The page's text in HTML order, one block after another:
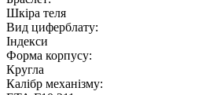
Шкіра теля
Вид циферблату:
Індекси
Форма корпусу:
Кругла
Калібр механізму: